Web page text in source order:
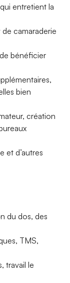
entretient la
camaraderie
bénéficier
bien
création
et d’autres
du dos, des
TMS,
travail le